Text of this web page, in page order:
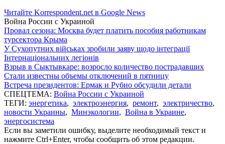
Читайте Korrespondent.net в Google News
Война России с Украиной
Провал сезона: Москва будет платить пособия работникам
турсектора Крыма
У Сухопутних військах зробили заяву щодо інтеграції
Інтернаціональних легіонів
Взрыв в Сыктывкаре: возросло количество пострадавших
Стали известны объемы отключений в пятницу
Встреча президентов: Ермак и Рубио обсудили детали
СПЕЦТЕМА: Война России с Украиной
ТЕГИ: энергетика, электроэнергия, ремонт, электричество,
новости Украины, Минэкологии, Война в Украине,
энергосистема
Если вы заметили ошибку, выделите необходимый текст и
нажмите Ctrl+Enter, чтобы сообщить об этом редакции.